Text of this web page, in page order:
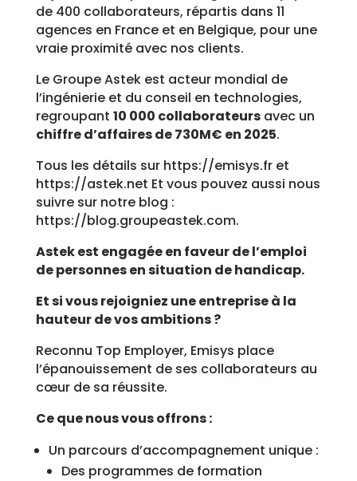
de 400 collaborateurs, répartis dans 11
agences en France et en Belgique, pour une
vraie proximité avec nos clients.
Le Groupe Astek est acteur mondial de
l’ingénierie et du conseil en technologies,
regroupant 10 000 collaborateursavec un
chiffre d’affaires de 730M€ en 2025.
Tous les détails sur https://emisys.fr et
https://astek.net Et vous pouvez aussi nous
suivre sur notre blog :
https://blog.groupeastek.com.
Astek est engagée en faveur de l’emploi
de personnes en situation de handicap.
Et si vous rejoigniez une entreprise à la
hauteur de vos ambitions ?
Reconnu Top Employer, Emisys place
l’épanouissement de ses collaborateurs au
cœur de sa réussite.
Ce que nous vous offrons :
Un parcours d’accompagnement unique :
Des programmes de formation